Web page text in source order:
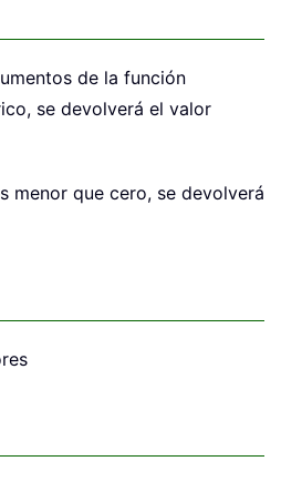
de la función
se devolverá el valor
menor que cero, se devolverá